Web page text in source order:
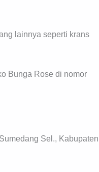
lainnya seperti krans
Bunga Rose di nomor
Sel., Kabupaten